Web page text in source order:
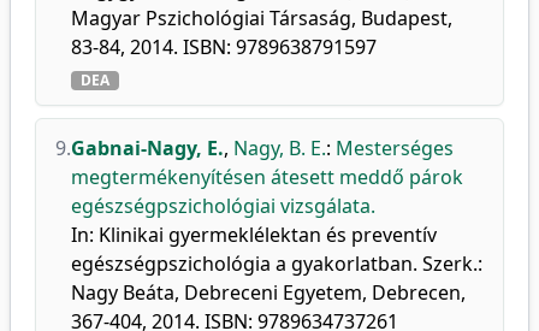
Magyar Pszichológiai Társaság, Budapest,
83-84, 2014. ISBN: 9789638791597
DEA
9.Gabnai-Nagy, E., Nagy, B. E.: Mesterséges
megtermékenyítésen átesett meddő párok
egészségpszichológiai vizsgálata.
In: Klinikai gyermeklélektan és preventív
egészségpszichológia a gyakorlatban. Szerk.:
Nagy Beáta, Debreceni Egyetem, Debrecen,
367-404, 2014. ISBN: 9789634737261